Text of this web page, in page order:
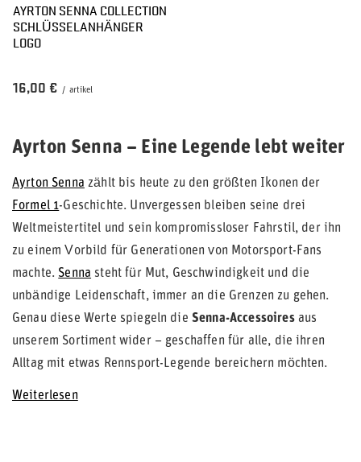
AYRTON SENNA COLLECTION
SCHLÜSSELANHÄNGER
LOGO
16,00 € / artikel
Ayrton Senna – Eine Legende lebt weiter
Ayrton Senna zählt bis heute zu den größten Ikonen der
Formel 1-Geschichte. Unvergessen bleiben seine drei
Weltmeistertitel und sein kompromissloser Fahrstil, der ihn
zu einem Vorbild für Generationen von Motorsport-Fans
machte. Senna steht für Mut, Geschwindigkeit und die
unbändige Leidenschaft, immer an die Grenzen zu gehen.
Genau diese Werte spiegeln die Senna-Accessoiresaus
unserem Sortiment wider – geschaffen für alle, die ihren
Alltag mit etwas Rennsport-Legende bereichern möchten.
Weiterlesen